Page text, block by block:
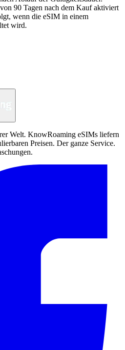
90 Tagen nach dem Kauf aktiviert
wenn die eSIM in einem
wird.
Welt. KnowRoaming eSIMs liefern
Preisen. Der ganze Service.